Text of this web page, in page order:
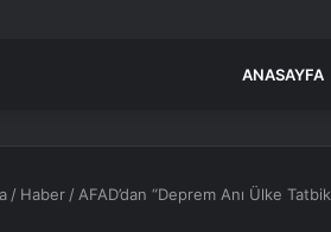
ANASAYFA
/ Haber / AFAD’dan “Deprem Anı Ülke